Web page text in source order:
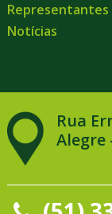
Representantes
Notícias
Rua
Alegre